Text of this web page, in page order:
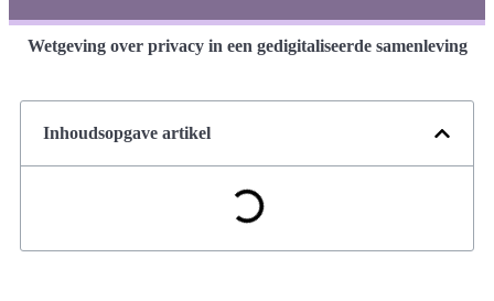
Wetgeving over privacy in een gedigitaliseerde samenleving
Inhoudsopgave artikel